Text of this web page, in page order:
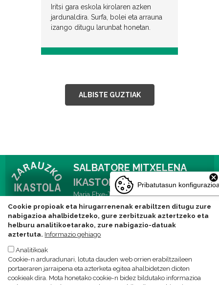
Iritsi gara eskola kirolaren azken
jardunaldira. Surfa, bolei eta arrauna
izango ditugu larunbat honetan.
ALBISTE GUZTIAK
SALBATORE MITXELENA
IKASTOLA
Maria Etxe-Txiki kalea 14, 20800 Zarautz
Tlf: 943831752 -
ikastola@zarauzkoikastola.eus
Pribatutasun politika Lege oharra Cookien politika
Pribatutasun
Cookie propioak eta hirugarrenenak erabiltzen ditugu zure
nabigazioa ahalbidetzeko, gure zerbitzuak aztertzeko eta
helburu analitikoetarako, zure nabigazio-datuak
aztertuta. Informazio gehiago
Analitikoak
Cookie-n arduradunari, lotuta dauden web orrien erabiltzaileen
portaeraren jarraipena eta azterketa egitea ahalbidetzen dioten
cookieak dira. Mota honetako cookie-n bidez bildutako informazioa